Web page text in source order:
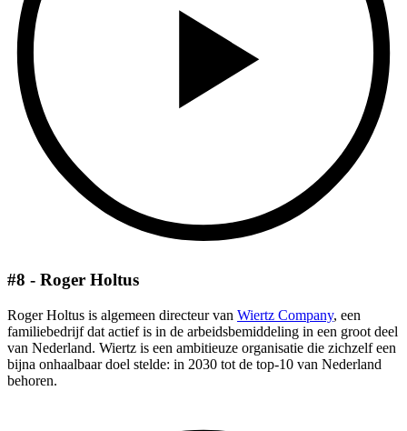
#8 - Roger Holtus
Roger Holtus is algemeen directeur van Wiertz Company, een
familiebedrijf dat actief is in de arbeidsbemiddeling in een groot deel
van Nederland. Wiertz is een ambitieuze organisatie die zichzelf een
bijna onhaalbaar doel stelde: in 2030 tot de top-10 van Nederland
behoren.